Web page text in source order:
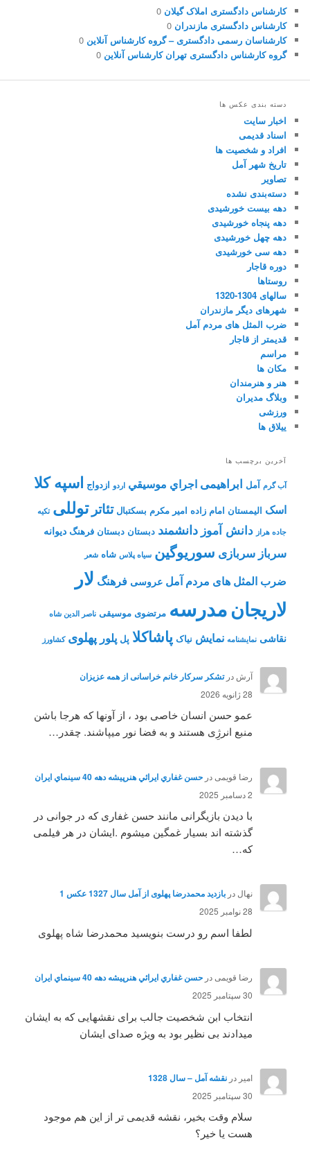
کارشناس دادگستری املاک گیلان 0
کارشناس دادگستری مازندران 0
کارشناسان رسمی دادگستری – گروه کارشناس آنلاین 0
گروه کارشناس دادگستری تهران کارشناس آنلاین 0
دسته بندی عکس ها
اخبار سایت
اسناد قدیمی
افراد و شخصیت ها
تاریخ شهر آمل
تصاویر
دسته‌بندی نشده
دهه بیست خورشیدی
دهه پنجاه خورشیدی
دهه چهل خورشیدی
دهه سی خورشیدی
دوره قاجار
روستاها
سالهای 1304-1320
شهرهای دیگر مازندران
ضرب المثل های مردم آمل
قدیمتر از قاجار
مراسم
مکان ها
هنر و هنرمندان
وبلاگ مدیران
ورزشی
ییلاق ها
آخرین برچسب ها
آب گرم آمل ابراهیمی اجراي موسيقي اردو ازدواج اسپه کلا
اسک الیمستان امام زاده امیر مکرم بسکتبال تئاتر توللی تکیه
جاده هراز دانش آموز دانشمند دبستان دبستان فرهنگ دیوانه
سرباز سربازی سوریوگین سیاه پلاس شاه شعر
ضرب المثل های مردم آمل عروسی فرهنگ لار
لاریجانمدرسه مرتضوی موسیقی ناصر الدین شاه
نقاشی نمايشنامه نمایش نیاک پاشاکلا پل پلور پهلوی کشاورز
آرش درتشکر سرکار خانم خراسانی از همه عزیزان
28 ژانویه 2026
عمو حسن انسان خاصی بود ، از آونها که هرجا باشن
منبع انرژِی هستند و به فضا نور میپاشند. چقدر…
رضا قویمی در حسن غفاري ايرائي هنرپيشه دهه 40 سينماي ايران
2 دسامبر 2025
با دیدن بازیگرانی مانند حسن غفاری که در جوانی در
گذشته اند بسیار غمگین میشوم .ایشان در هر فیلمی
که…
نهال در بازدید محمدرضا پهلوی از آمل سال 1327 عکس 1
28 نوامبر 2025
لطفا اسم رو درست بنویسید محمدرضا شاه پهلوی
رضا قویمی در حسن غفاري ايرائي هنرپيشه دهه 40 سينماي ايران
30 سپتامبر 2025
انتخاب ابن شخصیت جالب برای نقشهایی که به ایشان
میدادند بی نظیر بود به ویژه صدای ایشان
امیر در نقشه آمل – سال 1328
30 سپتامبر 2025
سلام وقت بخیر، نقشه قدیمی تر از این هم موجود
هست یا خیر؟